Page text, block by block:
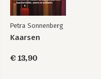
Petra Sonnenberg
Kaarsen
€ 13,90